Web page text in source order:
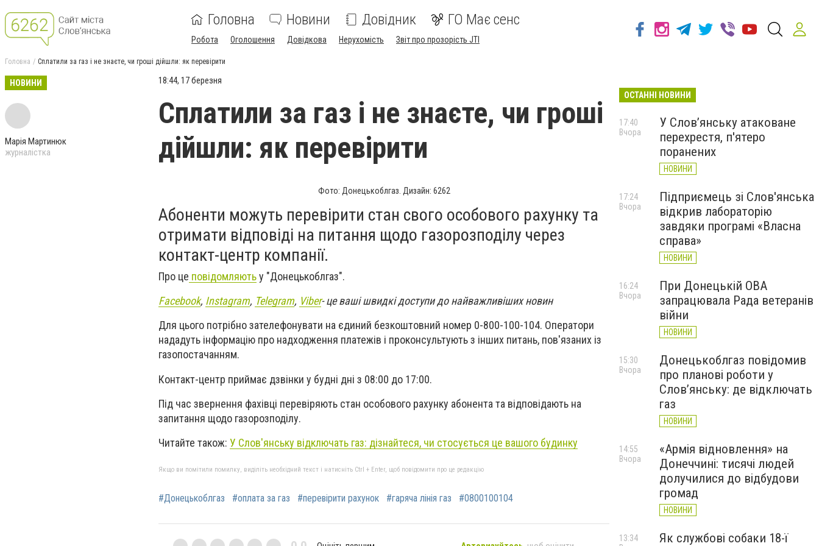
Головна Новини Довідник ГО Має сенс
Робота Оголошення Довідкова Нерухомість Звіт про прозорість JTI
Головна Сплатили за газ і не знаєте, чи гроші дійшли: як перевірити
НОВИНИ
Марія Мартинюк
журналістка
18:44, 17 березня
Сплатили за газ і не знаєте, чи гроші
дійшли: як перевірити
Фото: Донецькоблгаз. Дизайн: 6262
Абоненти можуть перевірити стан свого особового рахунку та
отримати відповіді на питання щодо газорозподілу через
контакт-центр компанії.
Про це повідомляютьу "Донецькоблгаз".
Facebook, Instagram, Telegram, Viber- це ваші швидкі доступи до найважливіших новин
Для цього потрібно зателефонувати на єдиний безкоштовний номер 0-800-100-104. Оператори
нададуть інформацію про надходження платежів і проконсультують з інших питань, пов'язаних із
газопостачанням.
Контакт-центр приймає дзвінки у будні дні з 08:00 до 17:00.
Під час звернення фахівці перевіряють стан особового рахунку абонента та відповідають на
запитання щодо газорозподілу.
Читайте також: У Слов'янську відключать газ: дізнайтеся, чи стосується це вашого будинку
Якщо ви помітили помилку, виділіть необхідний текст і натисніть Ctrl + Enter, щоб повідомити про це редакцію
#Донецькоблгаз #оплата за газ #перевірити рахунок #гаряча лінія газ #0800100104
ОСТАННІ НОВИНИ
У Слов’янську атаковане
перехрестя, п'ятеро
поранених
НОВИНИ
17:40
Вчора
Підприємець зі Слов'янська
відкрив лабораторію
завдяки програмі «Власна
справа»
НОВИНИ
17:24
Вчора
При Донецькій ОВА
запрацювала Рада ветеранів
війни
НОВИНИ
16:24
Вчора
Донецькоблгаз повідомив
про планові роботи у
Слов’янську: де відключать
газ
НОВИНИ
15:30
Вчора
«Армія відновлення» на
Донеччині: тисячі людей
долучилися до відбудови
громад
НОВИНИ
14:55
Вчора
Як службові собаки 18-ї
13:34